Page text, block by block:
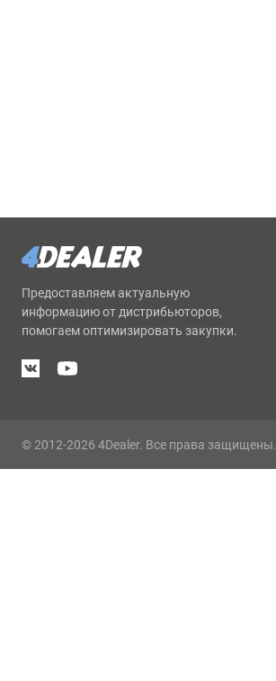
Предоставляем актуальную
информацию от дистрибьюторов,
помогаем оптимизировать закупки.
© 2012-2026 4Dealer. Все права защищены.